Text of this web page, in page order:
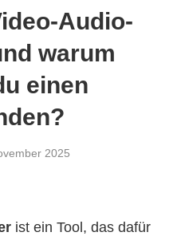
Audio-
warum
einen
2025
ist ein Tool, das dafür